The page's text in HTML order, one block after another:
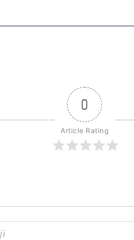
0
Article Rating